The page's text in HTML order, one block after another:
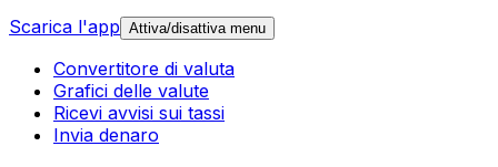
Scarica l'app Attiva/disattiva menu
Convertitore di valuta
Grafici delle valute
Ricevi avvisi sui tassi
Invia denaro